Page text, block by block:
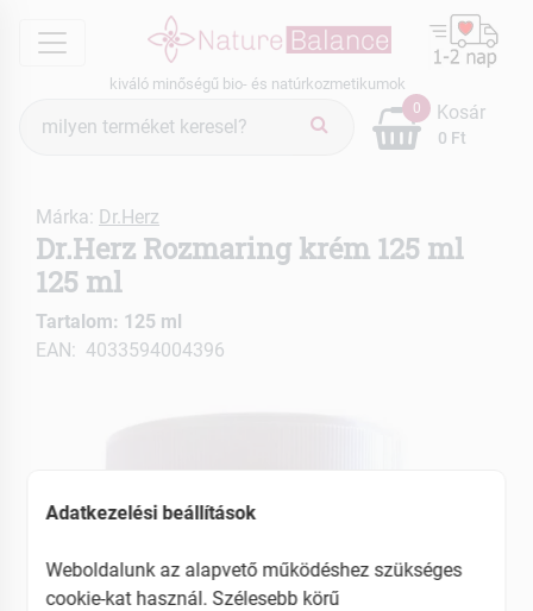
menu
kiváló minőségű bio- és natúrkozmetikumok
keresés
0
0 Ft
Kosár
Márka: Dr.Herz
Dr.Herz Rozmaring krém 125 ml
125 ml
Tartalom: 125 ml
EAN: 4033594004396
Adatkezelési beállítások
Weboldalunk az alapvető működéshez szükséges
cookie-kat használ. Szélesebb körű